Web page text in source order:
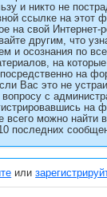
и никто не
ссылке на этот
на свой Интернет-
другим, что
и осознания по
на
на
Вас это не
с
на
всего можно найти
последних
или